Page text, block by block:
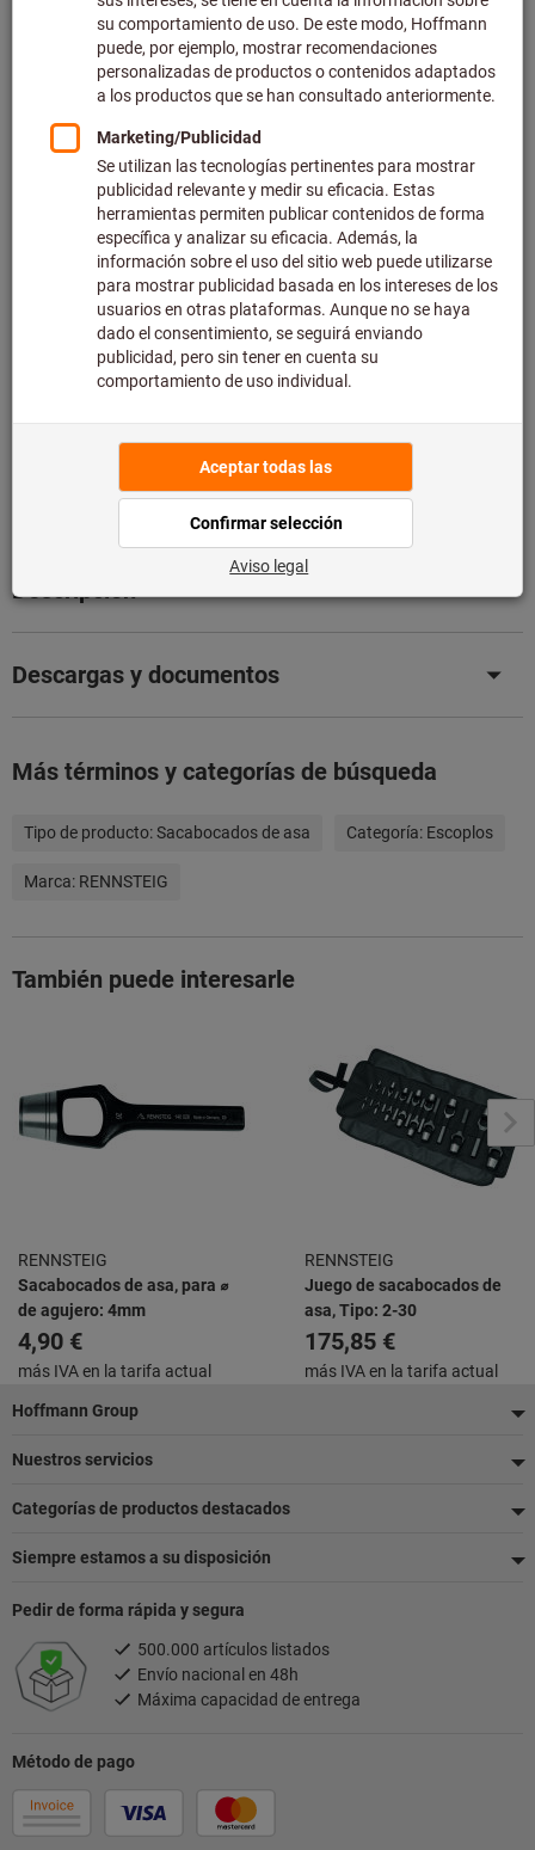
Añadir a la cesta de la compra
Tiempo de entrega estimado: 3-4 semanas. Para confirmar los
plazos de entrega, escríbanos a contacto@hoffmann-
group.com
Tenga en cuenta el mayor plazo de entrega y el servicio
de asesoramiento técnico limitado:
Pedimos este artículo para usted directamente al
fabricante, ya que no forma parte de nuestra gama
principal y, por tanto, no lo tenemos en stock.
Información
Añadir a la lista de deseos Compartir artículo
Detalles de producto
Descripción
Descargas y documentos
Más términos y categorías de búsqueda
Tipo de producto:Sacabocados de asa Categoría: Escoplos
Marca: RENNSTEIG
También puede interesarle
RENNSTEIG
Sacabocados de asa, para ⌀
de agujero: 4mm
4,90 €
más IVA en la tarifa actual
RENNSTEIG
Juego de sacabocados de
asa, Tipo: 2-30
175,85 €
más IVA en la tarifa actual
Pie
de
página
Hoffmann Group
Nuestros servicios
Categorías de productos destacados
Siempre estamos a su disposición
Método de pago
Pedir de forma rápida y segura
500.000 artículos listados
Envío nacional en 48h
Máxima capacidad de entrega